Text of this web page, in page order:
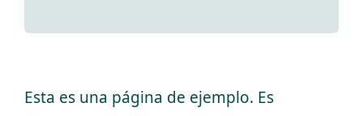
Esta es una página de ejemplo. Es